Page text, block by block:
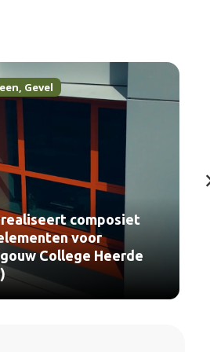
, Gevel
composiet
voor
College Heerde